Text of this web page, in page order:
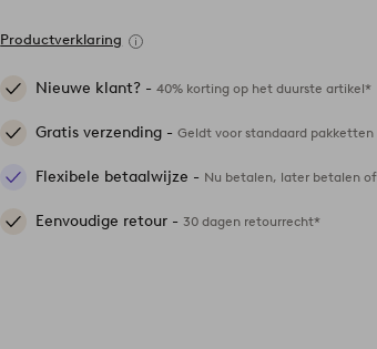
Productverklaring
Nieuwe klant? -40% korting op het duurste artikel*
Gratis verzending -Geldt voor standaard pakketten
Flexibele betaalwijze - Nu betalen, later betalen
Eenvoudige retour -30 dagen retourrecht*